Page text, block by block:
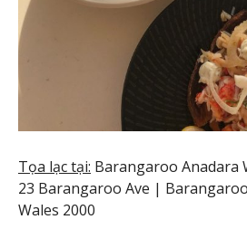
Tọa lạc tại: Barangaroo Anadara
23 Barangaroo Ave |
Wales 2000